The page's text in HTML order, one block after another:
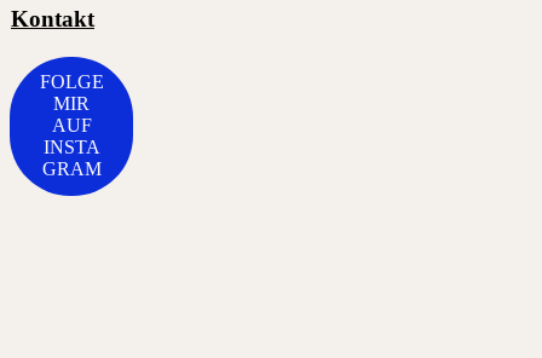
Kontakt
FOLGE
MIR
AUF
INSTA
GRAM